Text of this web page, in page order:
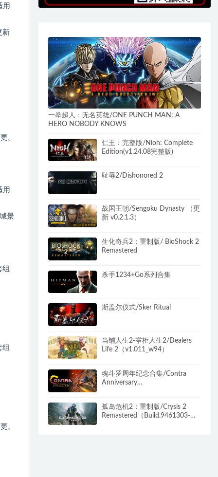
用
新
。
用
景
。
一拳超人：无名英雄/ONE PUNCH MAN: A
HERO NOBODY KNOWS
仁王：完整版/Nioh: Complete
Edition(v1.24.08完整版)
耻辱2/Dishonored 2
战国王朝/Sengoku Dynasty （更
新 v0.2.1.3）
生化奇兵2：重制版/ BioShock 2
Remastered
杀手1234+Go系列合集
斯盖尔仪式/Sker Ritual
当铺人生2-掌柜人生2/Dealers
Life 2（v1.011_w94）
魂斗罗周年纪念合集/Contra
Anniversary
孤岛危机2：重制版/Crysis 2
Remastered（Build.9461303-光